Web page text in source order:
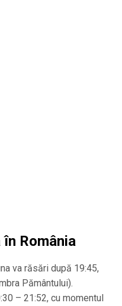
România
va răsări după 19:45,
Pământului).
– 21:52, cu momentul